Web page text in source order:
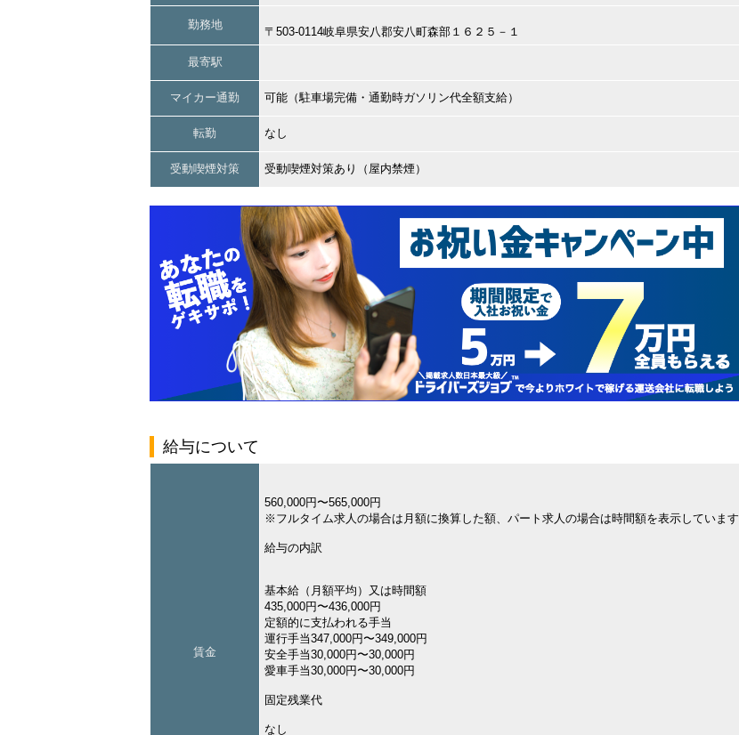
勤務地
〒503-0114岐阜県安八郡安八町森部１６２５－１
最寄駅
マイカー通勤 可能（駐車場完備・通勤時ガソリン代全額支給）
転勤 なし
受動喫煙対策 受動喫煙対策あり（屋内禁煙）
給与について
賃金
560,000円〜565,000円
※フルタイム求人の場合は月額に換算した額、パート求人の場合は時間額を表示しています
給与の内訳
基本給（月額平均）又は時間額
435,000円〜436,000円
定額的に支払われる手当
運行手当347,000円〜349,000円
安全手当30,000円〜30,000円
愛車手当30,000円〜30,000円
固定残業代
なし